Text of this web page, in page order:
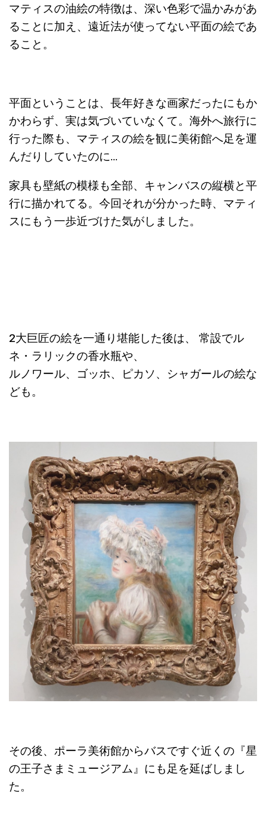
マティスの油絵の特徴は、深い色彩で温かみがあ
ることに加え、遠近法が使ってない平面の絵であ
ること。
平面ということは、長年好きな画家だったにもか
かわらず、実は気づいていなくて。海外へ旅行に
行った際も、マティスの絵を観に美術館へ足を運
んだりしていたのに…
家具も壁紙の模様も全部、キャンバスの縦横と平
行に描かれてる。今回それが分かった時、マティ
スにもう一歩近づけた気がしました。
2大巨匠の絵を一通り堪能した後は、 常設でル
ネ・ラリックの香水瓶や、
ルノワール、ゴッホ、ピカソ、シャガールの絵な
ども。
その後、ポーラ美術館からバスですぐ近くの『星
の王子さまミュージアム』にも足を延ばしまし
た。